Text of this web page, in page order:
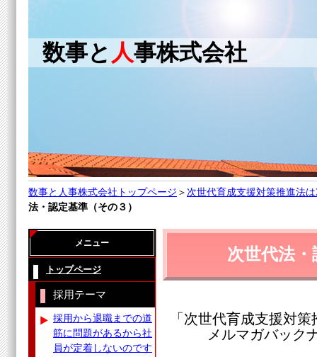
数事と 人事株式会社
数事と人事株式会社トップページ ＞ 次世代育成支援対策推進法
法・認定基準（その３）
次世代法
「次世代育成支援対
メルマガバック
メニュー
トップページ
採用テーマ
採用から退職までの道
筋に問題があるから社
員が定着しないのです